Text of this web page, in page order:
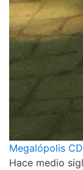
Megalópolis
Hace medio